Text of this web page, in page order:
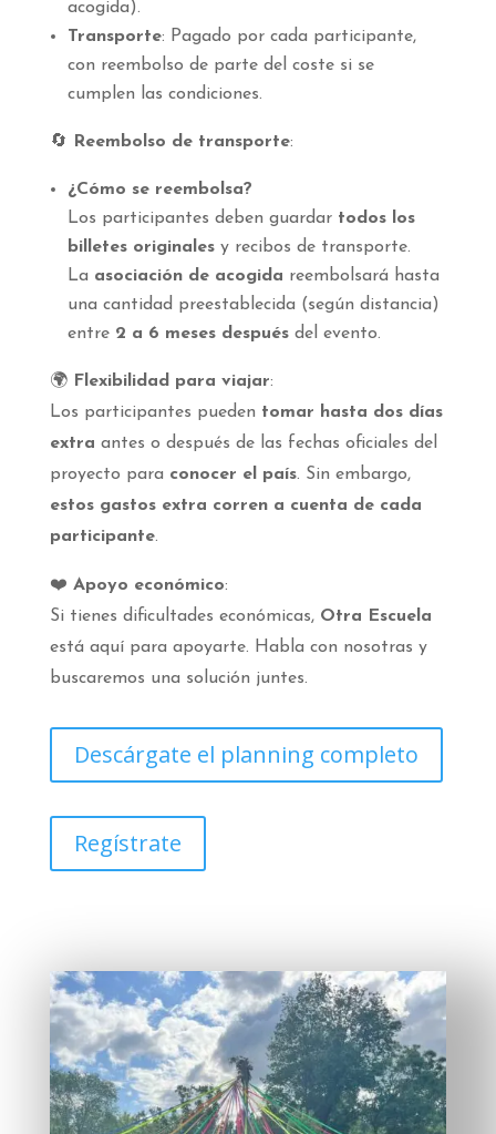
acogida).
Transporte: Pagado por cada participante,
con reembolso de parte del coste si se
cumplen las condiciones.
🔄 Reembolso de transporte:
¿Cómo se reembolsa?
Los participantes deben guardar todos los
billetes originalesy recibos de transporte.
La asociación de acogida reembolsará hasta
una cantidad preestablecida (según distancia)
entre 2 a 6 meses despuésdel evento.
🌍 Flexibilidad para viajar:
Los participantes pueden tomar hasta dos días
extra antes o después de las fechas oficiales del
proyecto para conocer el país. Sin embargo,
estos gastos extra corren a cuenta de cada
participante.
❤️ Apoyo económico:
Si tienes dificultades económicas, Otra Escuela
está aquí para apoyarte. Habla con nosotras y
buscaremos una solución juntes.
Descárgate el planning completo
Regístrate